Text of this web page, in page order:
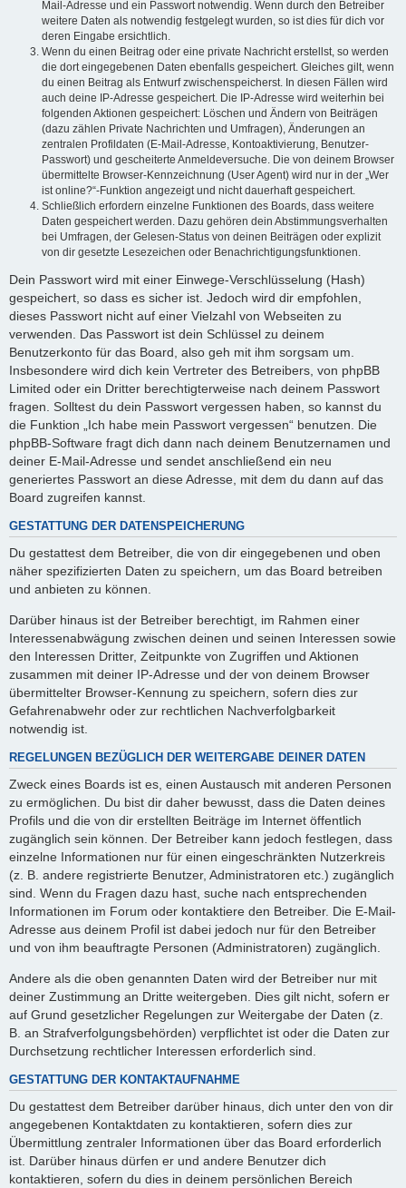
Mail-Adresse und ein Passwort notwendig. Wenn durch den Betreiber
weitere Daten als notwendig festgelegt wurden, so ist dies für dich vor
deren Eingabe ersichtlich.
Wenn du einen Beitrag oder eine private Nachricht erstellst, so werden
die dort eingegebenen Daten ebenfalls gespeichert. Gleiches gilt, wenn
du einen Beitrag als Entwurf zwischenspeicherst. In diesen Fällen wird
auch deine IP-Adresse gespeichert. Die IP-Adresse wird weiterhin bei
folgenden Aktionen gespeichert: Löschen und Ändern von Beiträgen
(dazu zählen Private Nachrichten und Umfragen), Änderungen an
zentralen Profildaten (E-Mail-Adresse, Kontoaktivierung, Benutzer-
Passwort) und gescheiterte Anmeldeversuche. Die von deinem Browser
übermittelte Browser-Kennzeichnung (User Agent) wird nur in der „Wer
ist online?“-Funktion angezeigt und nicht dauerhaft gespeichert.
Schließlich erfordern einzelne Funktionen des Boards, dass weitere
Daten gespeichert werden. Dazu gehören dein Abstimmungsverhalten
bei Umfragen, der Gelesen-Status von deinen Beiträgen oder explizit
von dir gesetzte Lesezeichen oder Benachrichtigungsfunktionen.
Dein Passwort wird mit einer Einwege-Verschlüsselung (Hash)
gespeichert, so dass es sicher ist. Jedoch wird dir empfohlen,
dieses Passwort nicht auf einer Vielzahl von Webseiten zu
verwenden. Das Passwort ist dein Schlüssel zu deinem
Benutzerkonto für das Board, also geh mit ihm sorgsam um.
Insbesondere wird dich kein Vertreter des Betreibers, von phpBB
Limited oder ein Dritter berechtigterweise nach deinem Passwort
fragen. Solltest du dein Passwort vergessen haben, so kannst du
die Funktion „Ich habe mein Passwort vergessen“ benutzen. Die
phpBB-Software fragt dich dann nach deinem Benutzernamen und
deiner E-Mail-Adresse und sendet anschließend ein neu
generiertes Passwort an diese Adresse, mit dem du dann auf das
Board zugreifen kannst.
GESTATTUNG DER DATENSPEICHERUNG
Du gestattest dem Betreiber, die von dir eingegebenen und oben
näher spezifizierten Daten zu speichern, um das Board betreiben
und anbieten zu können.
Darüber hinaus ist der Betreiber berechtigt, im Rahmen einer
Interessenabwägung zwischen deinen und seinen Interessen sowie
den Interessen Dritter, Zeitpunkte von Zugriffen und Aktionen
zusammen mit deiner IP-Adresse und der von deinem Browser
übermittelter Browser-Kennung zu speichern, sofern dies zur
Gefahrenabwehr oder zur rechtlichen Nachverfolgbarkeit
notwendig ist.
REGELUNGEN BEZÜGLICH DER WEITERGABE DEINER DATEN
Zweck eines Boards ist es, einen Austausch mit anderen Personen
zu ermöglichen. Du bist dir daher bewusst, dass die Daten deines
Profils und die von dir erstellten Beiträge im Internet öffentlich
zugänglich sein können. Der Betreiber kann jedoch festlegen, dass
einzelne Informationen nur für einen eingeschränkten Nutzerkreis
(z. B. andere registrierte Benutzer, Administratoren etc.) zugänglich
sind. Wenn du Fragen dazu hast, suche nach entsprechenden
Informationen im Forum oder kontaktiere den Betreiber. Die E-Mail-
Adresse aus deinem Profil ist dabei jedoch nur für den Betreiber
und von ihm beauftragte Personen (Administratoren) zugänglich.
Andere als die oben genannten Daten wird der Betreiber nur mit
deiner Zustimmung an Dritte weitergeben. Dies gilt nicht, sofern er
auf Grund gesetzlicher Regelungen zur Weitergabe der Daten (z.
B. an Strafverfolgungsbehörden) verpflichtet ist oder die Daten zur
Durchsetzung rechtlicher Interessen erforderlich sind.
GESTATTUNG DER KONTAKTAUFNAHME
Du gestattest dem Betreiber darüber hinaus, dich unter den von dir
angegebenen Kontaktdaten zu kontaktieren, sofern dies zur
Übermittlung zentraler Informationen über das Board erforderlich
ist. Darüber hinaus dürfen er und andere Benutzer dich
kontaktieren, sofern du dies in deinem persönlichen Bereich